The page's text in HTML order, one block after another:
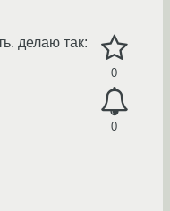
0
0
делаю так: